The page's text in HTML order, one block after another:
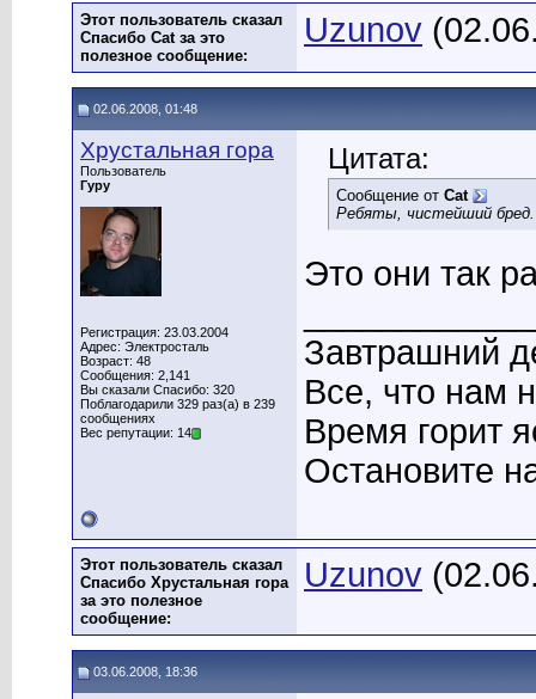
Этот пользователь сказал
Спасибо Cat за это
полезное сообщение:
Uzunov
02.06.2008, 01:48
Хрустальная гора
Пользователь
Гуру
Регистрация: 23.03.2004
Адрес: Электросталь
Возраст: 48
Сообщения: 2,141
Вы сказали Спасибо: 320
Поблагодарили 329 раз(а) в 239
сообщениях
Вес репутации: 14
Цитата:
Сообщение от Cat
Ребяты, чистейший
Это они так
Завтрашний
Все, что нам
Время горит
Остановите
Этот пользователь сказал
Спасибо Хрустальная гора
за это полезное
сообщение:
Uzunov
03.06.2008, 18:36